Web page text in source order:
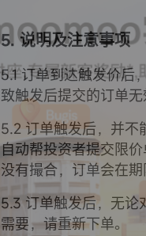
5. 说明及注意事项
5.1 订单到达触发价后
致触发后提交的订单无
5.2 订单触发后，并不
自动帮投资者提交限
没有撮合，订单会在期
5.3 订单触发后，无论
需要，请重新下单。